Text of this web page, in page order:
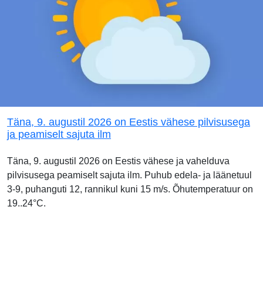
Täna, 9. augustil 2026 on Eestis vähese pilvisusega
ja peamiselt sajuta ilm
Täna, 9. augustil 2026 on Eestis vähese ja vahelduva
pilvisusega peamiselt sajuta ilm. Puhub edela- ja läänetuul
3-9, puhanguti 12, rannikul kuni 15 m/s. Õhutemperatuur on
19..24°C.